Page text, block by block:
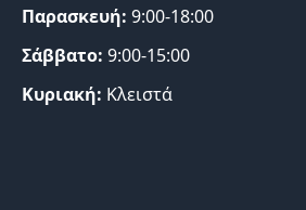
Παρασκευή: 9:00-18:00
Σάββατο: 9:00-15:00
Κυριακή: Κλειστά